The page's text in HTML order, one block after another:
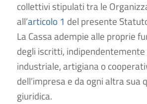
collettivi stipulati tra le
all’articolo 1 del presente
La Cassa adempie alle proprie
degli iscritti,
industriale, artigiana o
dell’impresa e da ogni altra sua
giuridica.